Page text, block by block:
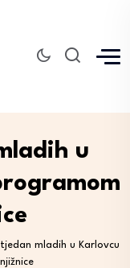
u
tjedan mladih u Karlovcu